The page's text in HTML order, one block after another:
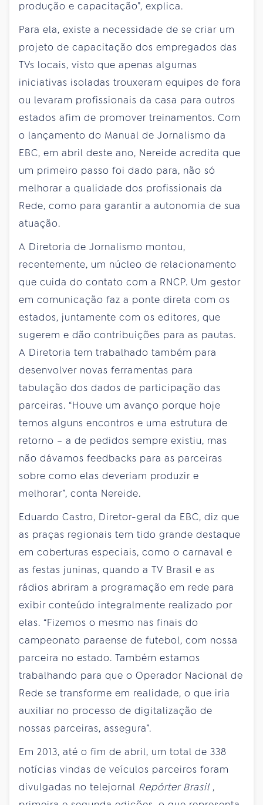
produção e capacitação”, explica.
Para ela, existe a necessidade de se criar um
projeto de capacitação dos empregados das
TVs locais, visto que apenas algumas
iniciativas isoladas trouxeram equipes de fora
ou levaram profissionais da casa para outros
estados afim de promover treinamentos. Com
o lançamento do Manual de Jornalismo da
EBC, em abril deste ano, Nereide acredita que
um primeiro passo foi dado para, não só
melhorar a qualidade dos profissionais da
Rede, como para garantir a autonomia de sua
atuação.
A Diretoria de Jornalismo montou,
recentemente, um núcleo de relacionamento
que cuida do contato com a RNCP. Um gestor
em comunicação faz a ponte direta com os
estados, juntamente com os editores, que
sugerem e dão contribuições para as pautas.
A Diretoria tem trabalhado também para
desenvolver novas ferramentas para
tabulação dos dados de participação das
parceiras. “Houve um avanço porque hoje
temos alguns encontros e uma estrutura de
retorno – a de pedidos sempre existiu, mas
não dávamos feedbacks para as parceiras
sobre como elas deveriam produzir e
melhorar”, conta Nereide.
Eduardo Castro, Diretor-geral da EBC, diz que
as praças regionais tem tido grande destaque
em coberturas especiais, como o carnaval e
as festas juninas, quando a TV Brasil e as
rádios abriram a programação em rede para
exibir conteúdo integralmente realizado por
elas. “Fizemos o mesmo nas finais do
campeonato paraense de futebol, com nossa
parceira no estado. Também estamos
trabalhando para que o Operador Nacional de
Rede se transforme em realidade, o que iria
auxiliar no processo de digitalização de
nossas parceiras, assegura”.
Em 2013, até o fim de abril, um total de 338
notícias vindas de veículos parceiros foram
divulgadas no telejornal Repórter Brasil ,